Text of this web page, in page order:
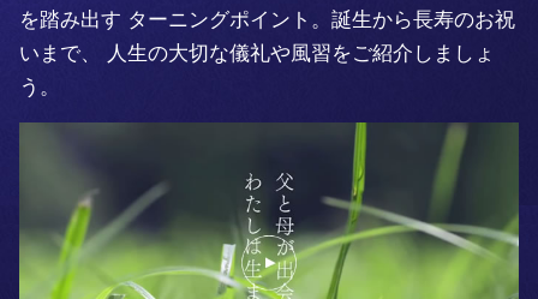
を踏み出す ターニングポイント。誕生から長寿のお祝
いまで、
人生の大切な儀礼や風習をご紹介しましょ
う。